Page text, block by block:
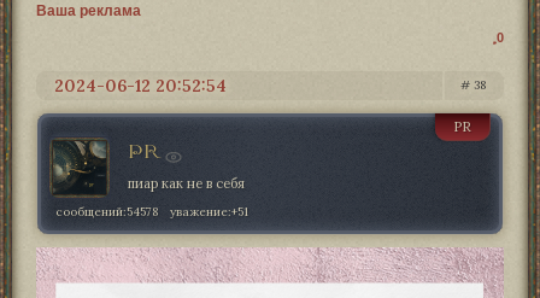
Ваша реклама
0
38
2024-06-12 20:52:54
PR
PR
пиар как не в себя
сообщений:54578 уважение:+51